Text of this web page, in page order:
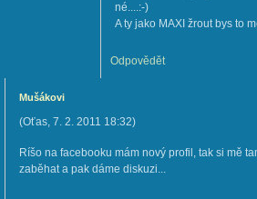
né....:-)
A ty jako MAXI žrout bys to
Odpovědět
Mušákovi
(Oťas, 7. 2. 2011 18:32)
Ríšo na facebooku mám nový profil, tak si mě
zaběhat a pak dáme diskuzi...